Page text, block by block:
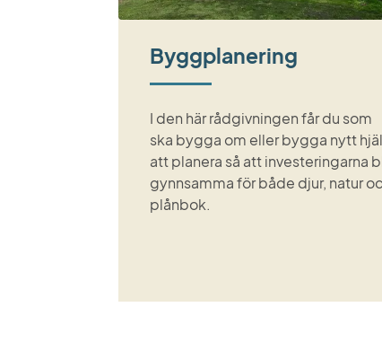
Byggplanering
I den här rådgivningen får du som
ska bygga om eller bygga nytt
att planera så att investeringarna
gynnsamma för både djur, natur
plånbok.